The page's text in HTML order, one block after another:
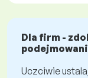
Dla firm -
Uczciwie